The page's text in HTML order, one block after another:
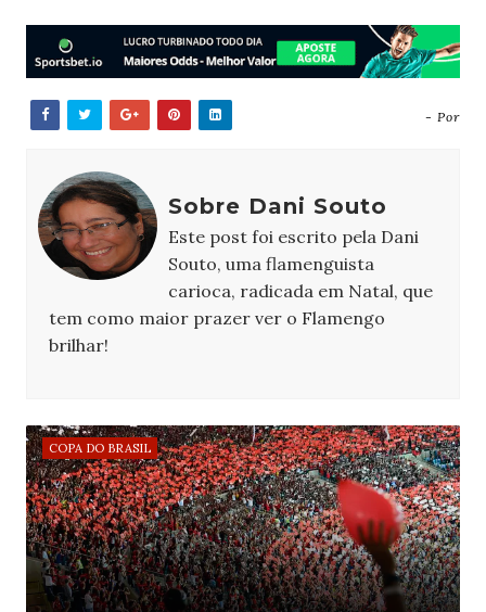
- Por
Sobre Dani Souto
Este post foi escrito pela Dani
Souto, uma flamenguista
carioca, radicada em Natal, que
tem como maior prazer ver o Flamengo
brilhar!
COPA DO BRASIL